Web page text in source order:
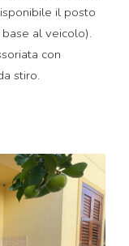
il posto
al veicolo).
con
stiro.